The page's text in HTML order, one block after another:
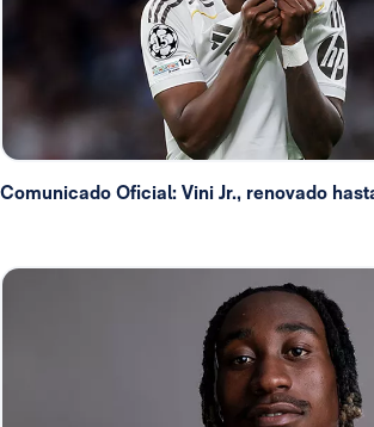
Comunicado Oficial: Vini Jr., renovado